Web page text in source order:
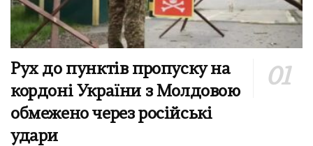
Рух до пунктів пропуску на
кордоні України з Молдовою
обмежено через російські
удари